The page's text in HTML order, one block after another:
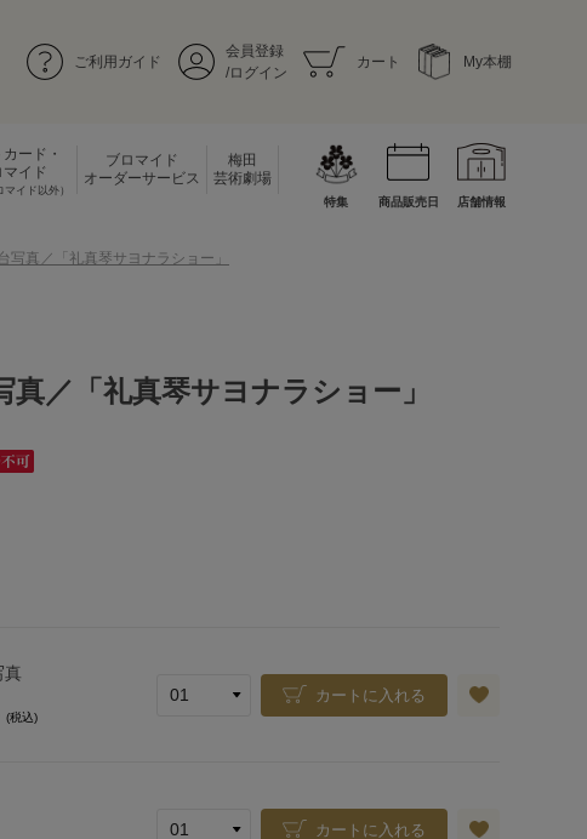
ご利用ガイド
会員登録
/ログイン
カート My本棚
ード・
マイド
マイド以外）
ブロマイド
オーダーサービス
梅田
芸術劇場
特集 商品販売日 店舗情報
写真／「礼真琴サヨナラショー」
真／「礼真琴サヨナラショー」
真
(税込)
カートに入れる
カートに入れる